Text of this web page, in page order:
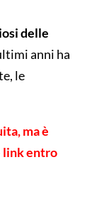
delle
anni ha
le
ma è
link entro